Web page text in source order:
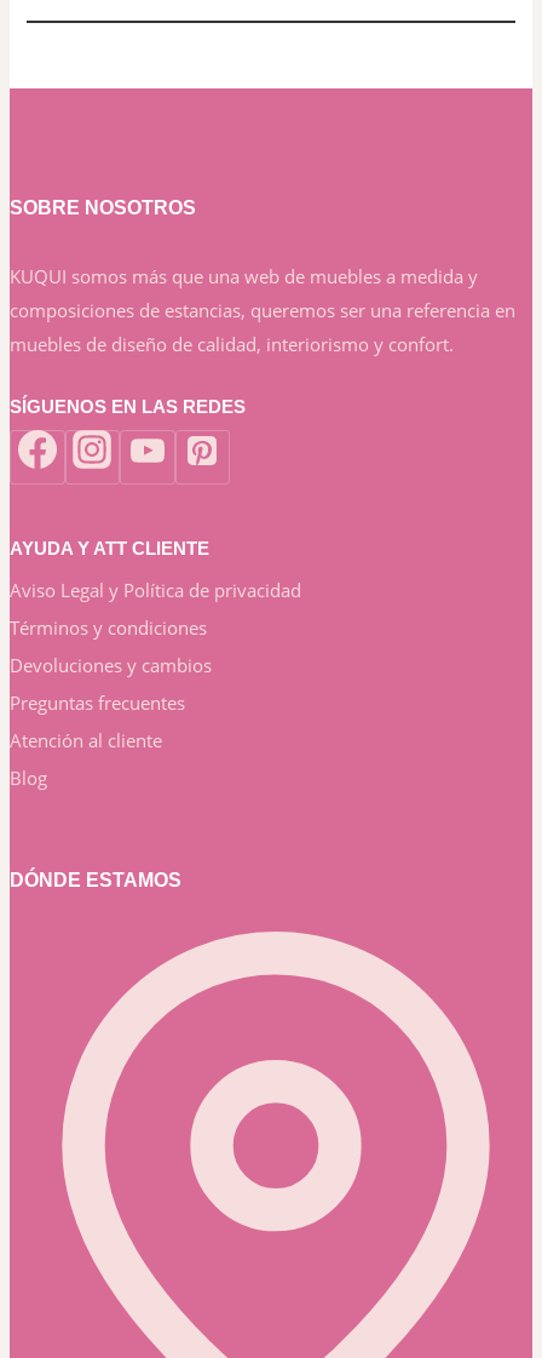
SOBRE NOSOTROS
KUQUI somos más que una web de muebles a medida y
composiciones de estancias, queremos ser una referencia en
muebles de diseño de calidad, interiorismo y confort.
SÍGUENOS EN LAS REDES
AYUDA Y ATT CLIENTE
Aviso Legal y Política de privacidad
Términos y condiciones
Devoluciones y cambios
Preguntas frecuentes
Atención al cliente
Blog
DÓNDE ESTAMOS